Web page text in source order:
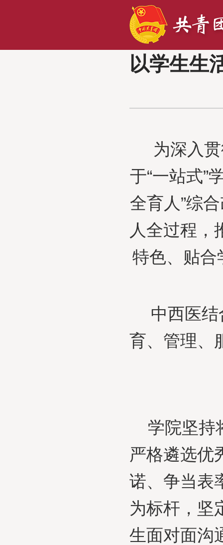
以学生生
为深入
于“一站式”
全育人”综
人全过程，
特色、贴合
中西医结
育、管理、
学院坚持
严格遴选优
诺、争当表
为标杆，坚
生面对面沟